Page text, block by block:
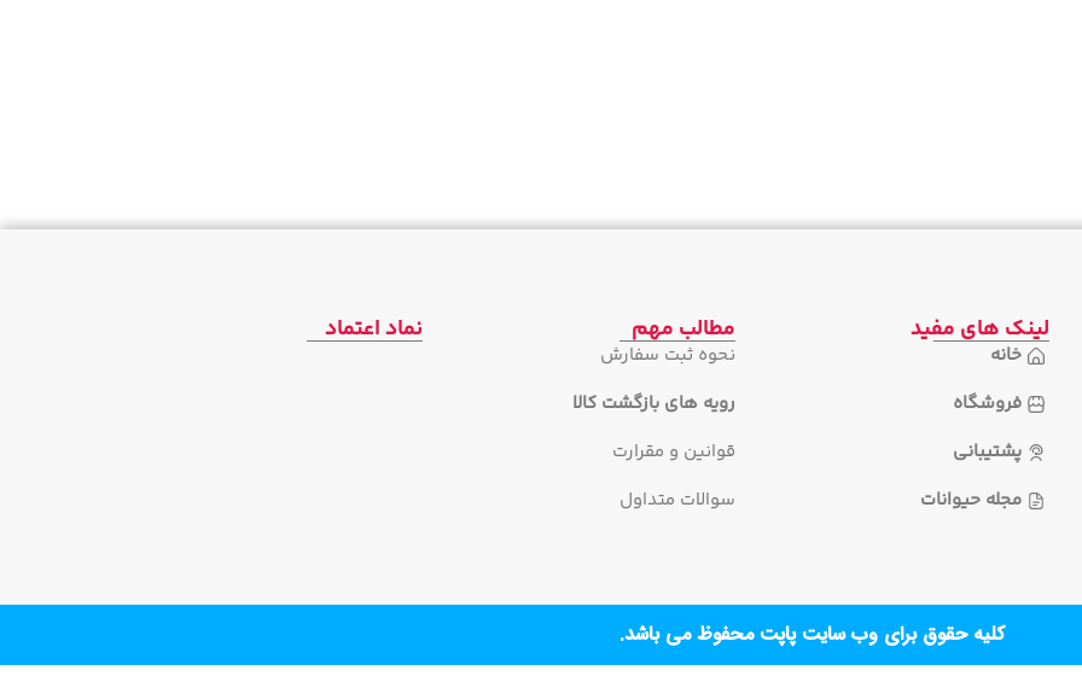
لینک های مفید
خانه
فروشگاه
پشتیبانی
مجله حیوانات
مطالب مهم
نحوه ثبت سفارش
رویه های بازگشت کالا
قوانین و مقرارت
سوالات متداول
نماد اعتماد
کلیه حقوق برای وب سایت پاپت محفوظ می باشد.